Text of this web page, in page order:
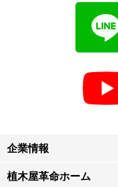
企業情報
植木屋革命ホーム